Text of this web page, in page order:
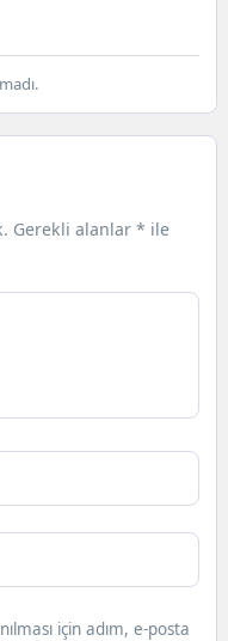
Gerekli alanlar* ile
için adım, e-posta